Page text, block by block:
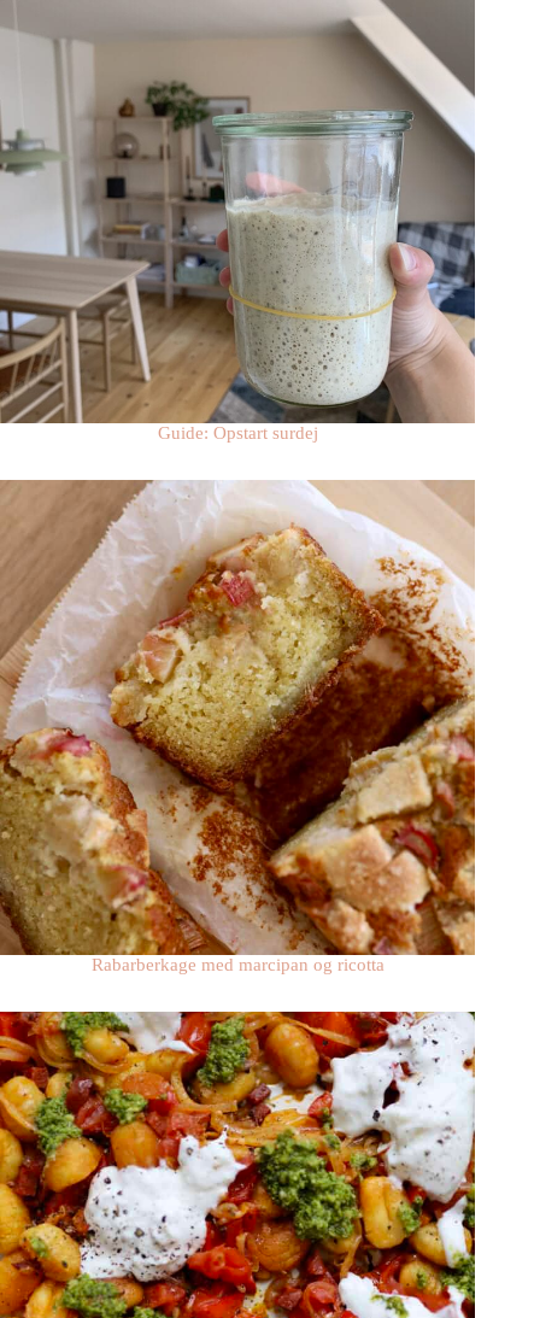
Guide: Opstart surdej
Rabarberkage med marcipan og ricotta